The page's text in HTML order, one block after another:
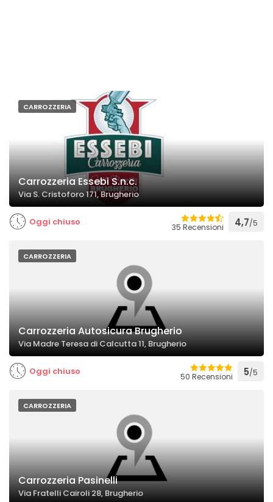
CARROZZERIA
Carrozzeria Essebi S.n.c.
Via S. Cristoforo 171, Brugherio
Oggi chiuso 35 Recensioni 4,7/5
CARROZZERIA
Carrozzeria Autosicura Brugherio
Via Madre Teresa di Calcutta 11, Brugherio
Oggi chiuso 50 Recensioni 5/5
CARROZZERIA
Carrozzeria Pasinelli
Via Fratelli Cairoli 28, Brugherio